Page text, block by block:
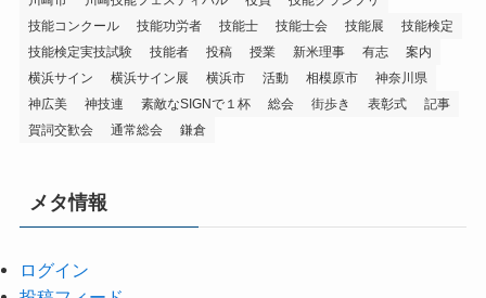
技能コンクール
技能功労者 技能士 技能士会 技能展
技能検定
技能検定実技試験
技能者 投稿 授業 新米理事 有志
案内
横浜サイン
横浜サイン展 横浜市 活動 相模原市
神奈川県
神広美
神技連 素敵なSIGNで１杯 総会 街歩き 表彰式
記事
賀詞交歓会
通常総会 鎌倉
メタ情報
ログイン